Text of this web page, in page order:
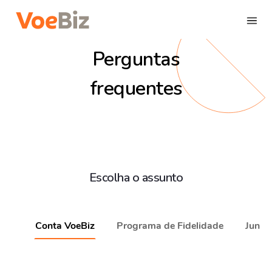
FAQ VoeBiz - Perguntas Frequentes |
Perguntas
frequentes
Escolha o assunto
Conta VoeBiz Programa de Fidelidade